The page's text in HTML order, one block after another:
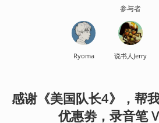
参与者
Ryoma 说书人Jerry
感谢《美国队长4》，帮
优惠劵，录音笔